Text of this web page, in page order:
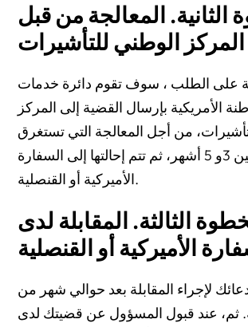
الثانية. المعالجة من قبل
المركز الوطني للتأشيرات
على الطلب ، سوف تقوم دائرة خدمات
الأمريكية بإرسال القضية إلى المركز
من أجل المعالجة التي تستغرق
بدورها بين 3و 5 أشهر، ثم تتم إحالتها إلى السفارة
الأميركية أو القنصلية.
الثالثة. المقابلة لدى
الأميركية أو القنصلية
لإجراء المقابلة بعد حوالي شهر من
ثم، عند قبول المسؤول عن قضيتك لدى